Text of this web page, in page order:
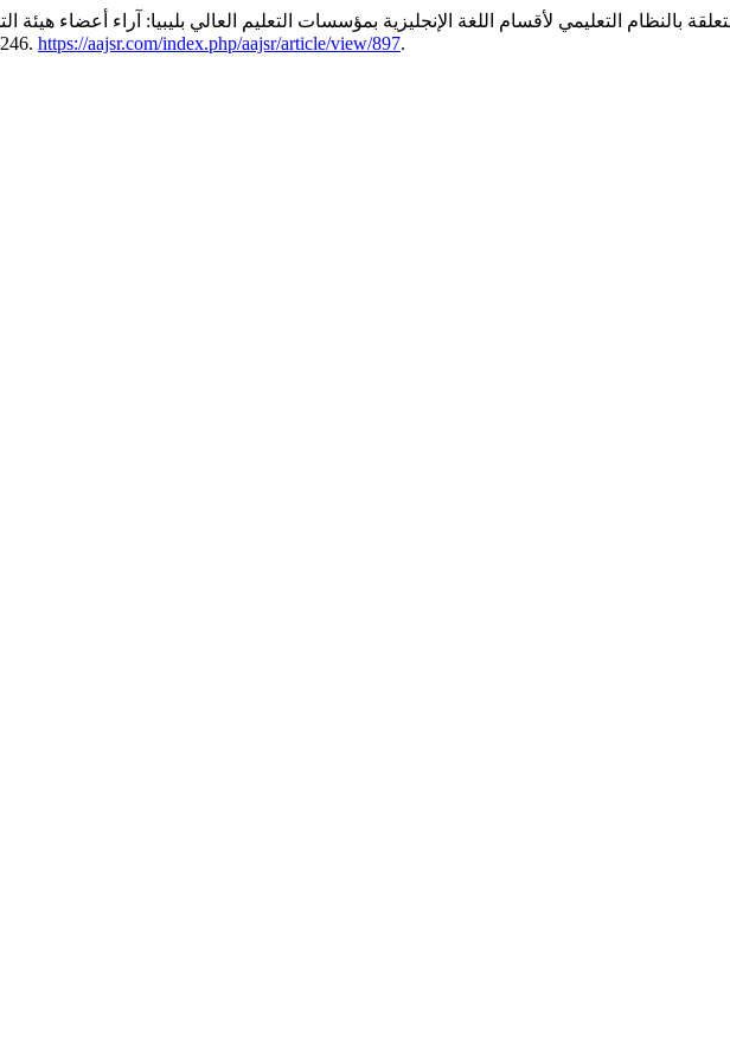
بالنظام التعليمي لأقسام اللغة الإنجليزية بمؤسسات التعليم العالي بليبيا: آراء أعضاء هيئة
2026): 246–255. تاريخ الوصول أغسطس 8, 2026. https://aajsr.com/index.php/aajsr/article/view/897.